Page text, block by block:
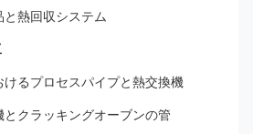
と熱回収システム
けるプロセスパイプと熱交換機
とクラッキングオーブンの管